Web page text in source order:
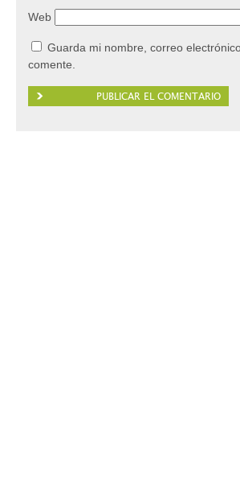
Web
Guarda mi nombre, correo
comente.